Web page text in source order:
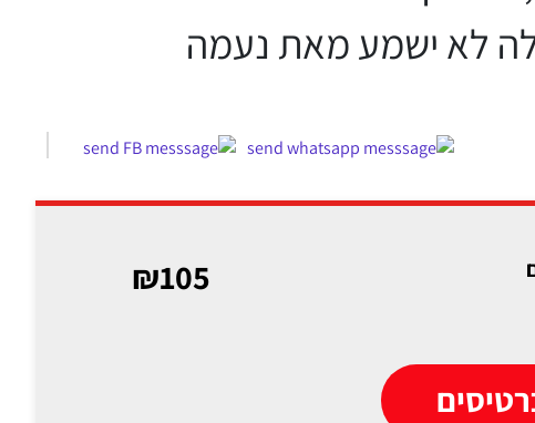
לא ישמע מאת נעמה
₪105